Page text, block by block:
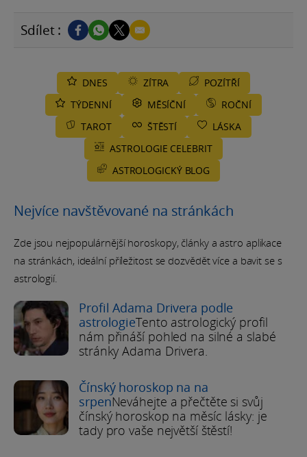
Sdílet :
DNES ZÍTRA
POZÍTŘÍ
TÝDENNÍ
MĚSÍČNÍ
ROČNÍ
TAROT
ŠTĚSTÍ
LÁSKA
ASTROLOGIE CELEBRIT
ASTROLOGICKÝ BLOG
Nejvíce navštěvované na stránkách
Zde jsou nejpopulárnější horoskopy, články a astro aplikace
na stránkách, ideální příležitost se dozvědět více a bavit se s
astrologií.
Profil Adama Drivera podle
astrologieTento astrologický profil
nám přináší pohled na silné a slabé
stránky Adama Drivera.
Čínský horoskop na na
srpenNeváhejte a přečtěte si svůj
čínský horoskop na měsíc lásky: je
tady pro vaše největší štěstí!